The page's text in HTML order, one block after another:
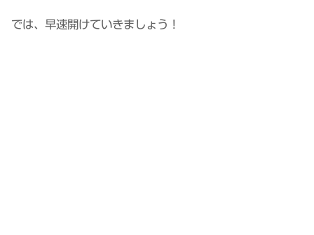
では、早速開けていきましょう！